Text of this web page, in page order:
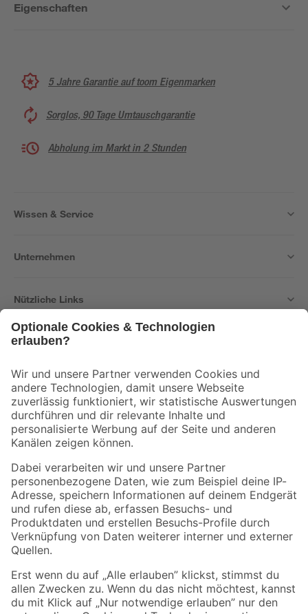
Eigenschaften
5 Jahre Garantie auf toom Eigenmarken
Sorglos, 90 Tage Umtauschgarantie
Abholung im Markt in 2 Stunden
Wissen & Service
Unternehmen
Nützliche Links
Der toom Newsletter: Keine Angebote und Aktionen mehr verpassen!
Zur Newsletter Anmeldung
Folge uns
Zahlungsarten Versandarten
Sicher einkaufen
Jetzt die toom-App herunterladen